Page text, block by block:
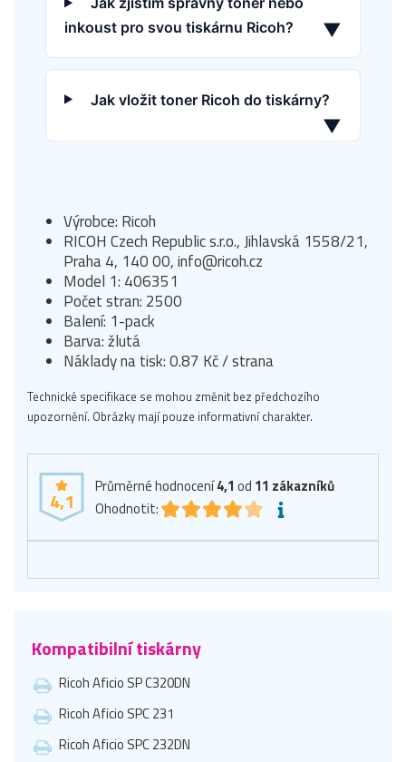
inkoust pro svou tiskárnu Ricoh?
▼
Jak vložit toner Ricoh do tiskárny?
▼
Výrobce: Ricoh
RICOH Czech Republic s.r.o., Jihlavská 1558/21,
Praha 4, 140 00, info@ricoh.cz
Model 1: 406351
Počet stran: 2500
Balení: 1-pack
Barva: žlutá
Náklady na tisk: 0.87 Kč / strana
Technické specifikace se mohou změnit bez předchozího
upozornění. Obrázky mají pouze informativní charakter.
4,1
Průměrné hodnocení4,1 od 11 zákazníků
Ohodnotit:
Kompatibilní tiskárny
Ricoh Aficio SP C320DN
Ricoh Aficio SPC 231
Ricoh Aficio SPC 232DN